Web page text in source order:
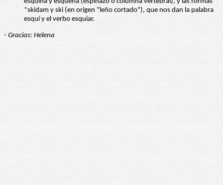
*skidam y ski (en origen "leño cortado"), que nos dan la palabra
esquí y el verbo esquiar.
- Gracias: Helena